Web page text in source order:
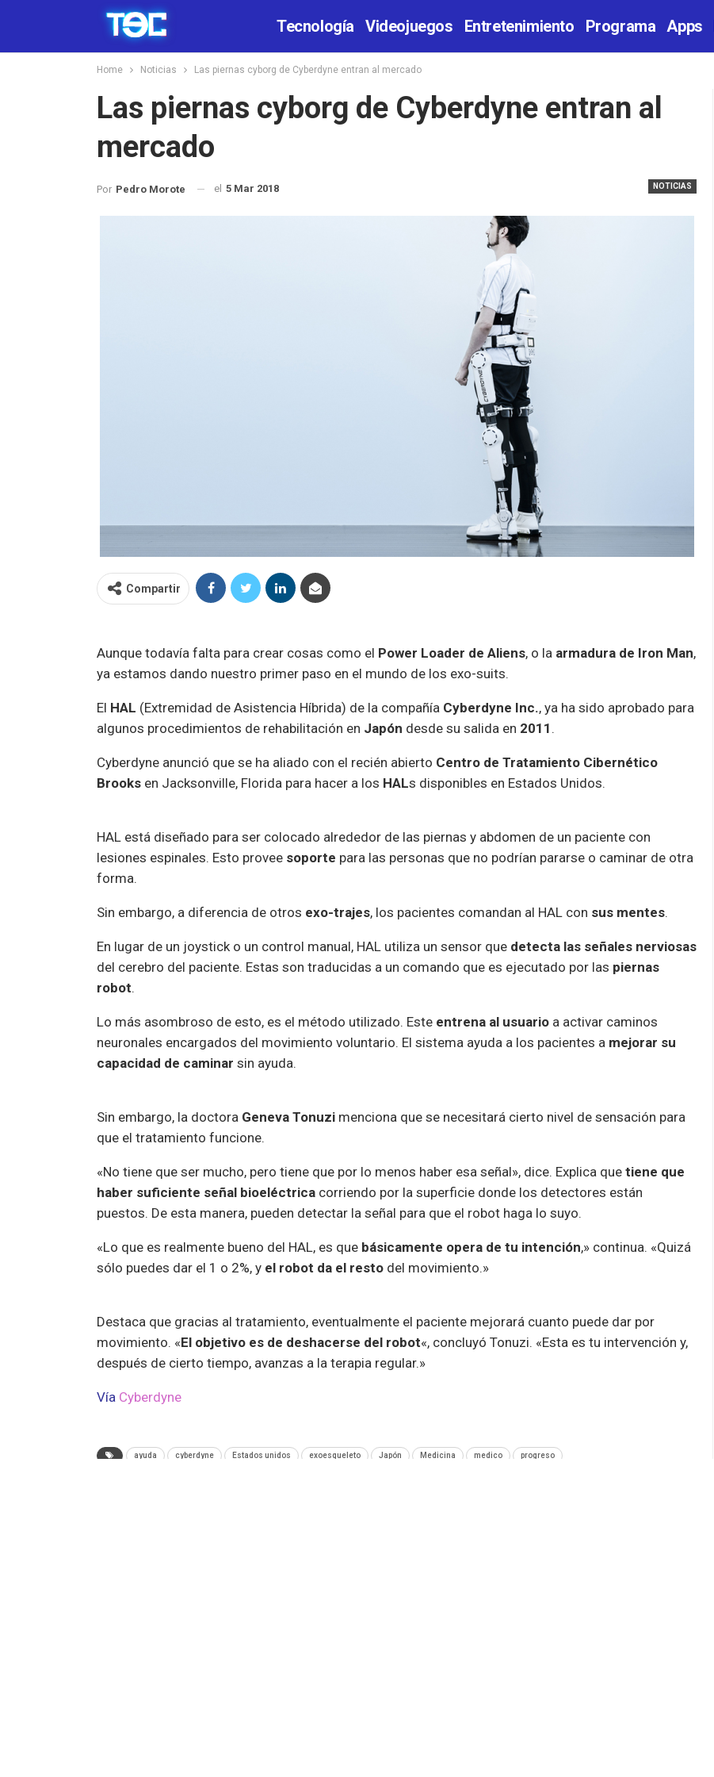
Tecnología Videojuegos Entretenimiento Programa Apps
Home Noticias Las piernas cyborg de Cyberdyne entran al mercado
Las piernas cyborg de Cyberdyne entran al
mercado
NOTICIAS
Por Pedro Morote el 5 Mar 2018
Compartir
Aunque todavía falta para crear cosas como el Power Loader de Aliens, o la armadura de Iron Man,
ya estamos dando nuestro primer paso en el mundo de los exo-suits.
El HAL (Extremidad de Asistencia Híbrida) de la compañía Cyberdyne Inc., ya ha sido aprobado para
algunos procedimientos de rehabilitación en Japón desde su salida en 2011 .
Cyberdyne anunció que se ha aliado con el recién abierto Centro de Tratamiento Cibernético
Brooks en Jacksonville, Florida para hacer a los HALs disponibles en Estados Unidos.
HAL está diseñado para ser colocado alrededor de las piernas y abdomen de un paciente con
lesiones espinales. Esto provee soporte para las personas que no podrían pararse o caminar de otra
forma.
Sin embargo, a diferencia de otros exo-trajes, los pacientes comandan al HAL con sus mentes.
En lugar de un joystick o un control manual, HAL utiliza un sensor que detecta las señales nerviosas
del cerebro del paciente. Estas son traducidas a un comando que es ejecutado por las piernas
robot.
Lo más asombroso de esto, es el método utilizado. Este entrena al usuario a activar caminos
neuronales encargados del movimiento voluntario. El sistema ayuda a los pacientes a mejorar su
capacidad de caminar sin ayuda.
Sin embargo, la doctora Geneva Tonuzi menciona que se necesitará cierto nivel de sensación para
que el tratamiento funcione.
«No tiene que ser mucho, pero tiene que por lo menos haber esa señal», dice. Explica que tiene que
haber suficiente señal bioeléctrica corriendo por la superficie donde los detectores están
puestos. De esta manera, pueden detectar la señal para que el robot haga lo suyo.
«Lo que es realmente bueno del HAL, es que básicamente opera de tu intención,» continua. «Quizá
sólo puedes dar el 1 o 2%, y el robot da el resto del movimiento.»
Destaca que gracias al tratamiento, eventualmente el paciente mejorará cuanto puede dar por
movimiento. «El objetivo es de deshacerse del robot«, concluyó Tonuzi. «Esta es tu intervención y,
después de cierto tiempo, avanzas a la terapia regular.»
Vía Cyberdyne
ayuda cyberdyne Estados unidos exoesqueleto Japón Medicina medico progreso